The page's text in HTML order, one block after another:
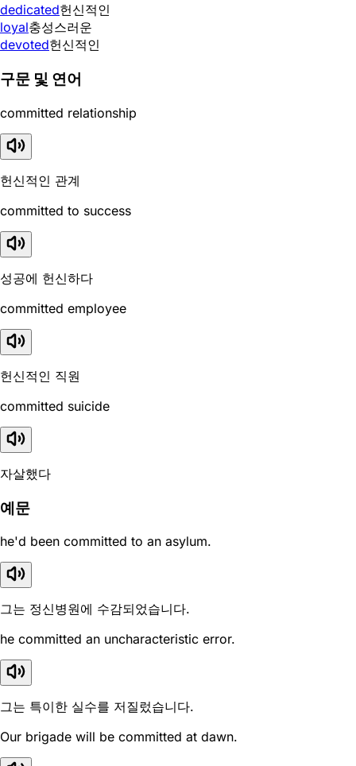
dedicated헌신적인
loyal충성스러운
devoted헌신적인
구문 및 연어
committed relationship
헌신적인 관계
committed to success
성공에 헌신하다
committed employee
헌신적인 직원
committed suicide
자살했다
예문
he'd been committed to an asylum.
그는 정신병원에 수감되었습니다.
he committed an uncharacteristic error.
그는 특이한 실수를 저질렀습니다.
Our brigade will be committed at dawn.